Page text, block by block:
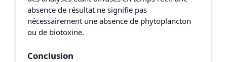
absence de résultat ne signifie pas
nécessairement une absence de phytoplancton
ou de biotoxine.
Conclusion